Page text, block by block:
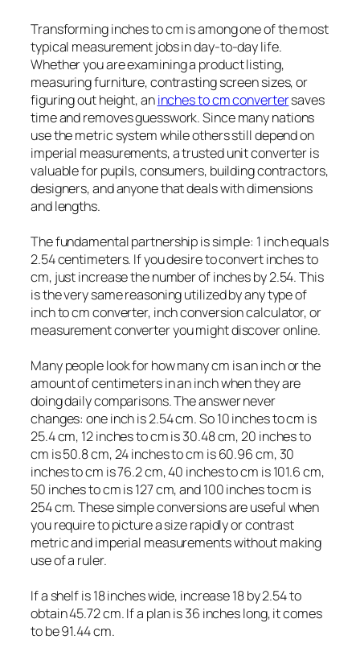
Transforming inches to cm is among one of the most
typical measurement jobs in day-to-day life.
Whether you are examining a product listing,
measuring furniture, contrasting screen sizes, or
figuring out height, aninches to cm convertersaves
time and removes guesswork. Since many nations
use the metric system while others still depend on
imperial measurements, a trusted unit converter is
valuable for pupils, consumers, building contractors,
designers, and anyone that deals with dimensions
and lengths.
The fundamental partnership is simple: 1 inch equals
2.54 centimeters. If you desire to convert inches to
cm, just increase the number of inches by 2.54. This
is the very same reasoning utilized by any type of
inch to cm converter, inch conversion calculator, or
measurement converter you might discover online.
Many people look for how many cm is an inch or the
amount of centimeters in an inch when they are
doing daily comparisons. The answer never
changes: one inch is 2.54 cm. So 10 inches to cm is
25.4 cm, 12 inches to cm is 30.48 cm, 20 inches to
cm is 50.8 cm, 24 inches to cm is 60.96 cm, 30
inches to cm is 76.2 cm, 40 inches to cm is 101.6 cm,
50 inches to cm is 127 cm, and 100 inches to cm is
254 cm. These simple conversions are useful when
you require to picture a size rapidly or contrast
metric and imperial measurements without making
use of a ruler.
If a shelf is 18 inches wide, increase 18 by 2.54 to
obtain 45.72 cm. If a plan is 36 inches long, it comes
to be 91.44 cm.